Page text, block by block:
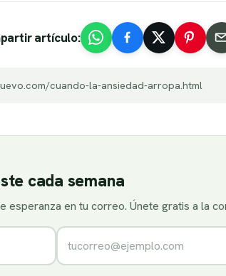
artículo:
cuando-la-ansiedad-arropa.html
cada semana
esperanza en tu correo. Únete gratis a la
Correo electrónico